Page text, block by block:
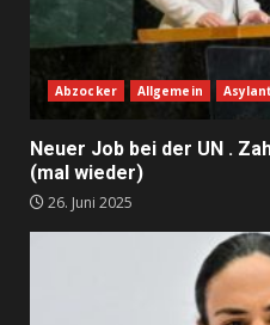
Abzocker Allgemein
Neuer Job bei der UN .
(mal wieder)
26. Juni 2025